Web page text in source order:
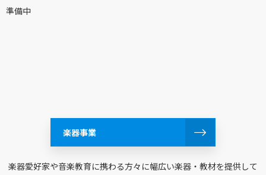
準備中
楽器事業
楽器愛好家や音楽教育に携わる方々に幅広い楽器・教材を提供して